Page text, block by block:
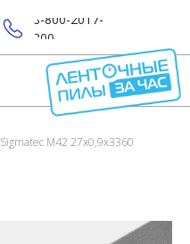
8-800-2017-
800
Sigmatec M42 27x0,9x3360